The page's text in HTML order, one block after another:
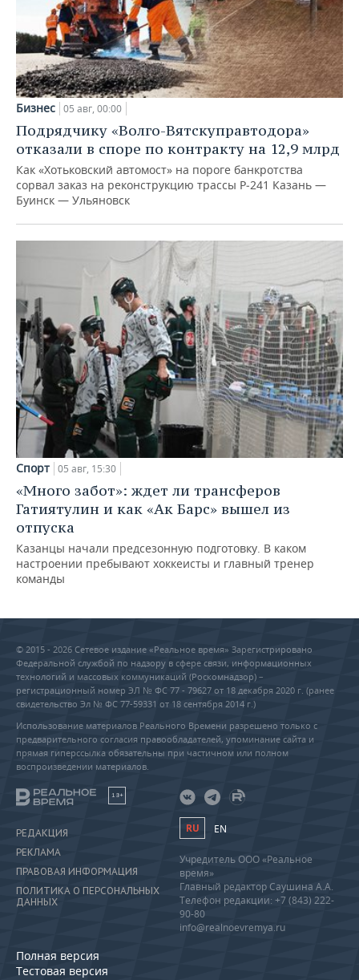
Бизнес 05 авг, 00:00
Подрядчику «Волго-Вятскуправтодора»
отказали в споре по контракту на 12,9 млрд
Как «Хотьковский автомост» на пороге банкротства
сорвал заказ на реконструкцию трассы Р‑241 Казань —
Буинск — Ульяновск
Спорт 05 авг, 15:30
«Много забот»: ждет ли трансферов
Гатиятулин и как «Ак Барс» вышел из
отпуска
Казанцы начали предсезонную подготовку. В каком
настроении пребывают хоккеисты и главный тренер
команды
© 2015 - 2026 Сетевое издание «Реальное время» Зарегистрировано
Федеральной службой по надзору в сфере связи, информационных
технологий и массовых коммуникаций (Роскомнадзор) –
регистрационный номер ЭЛ № ФС 77 - 79627 от 18 декабря 2020 г. (ранее
свидетельство Эл № ФС 77-59331 от 18 сентября 2014 г.)
Использование материалов Реального Времени разрешено только с
предварительного согласия правообладателей, упоминание сайта и
прямая гиперссылка обязательны при частичном или полном
воспроизведении материалов.
18+
РЕДАКЦИЯ
РЕКЛАМА
ПРАВОВАЯ ИНФОРМАЦИЯ
ПОЛИТИКА О ПЕРСОНАЛЬНЫХ
ДАННЫХ
Полная версия
Тестовая версия
RU EN
Учредитель ООО «Реальное
время»
Главный редактор Саушина А.А.
Телефон редакции: +7 (843) 222-
90-80
info@realnoevremya.ru